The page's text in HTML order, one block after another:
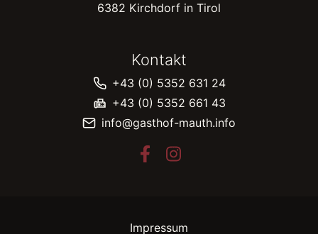
6382 Kirchdorf in Tirol
Kontakt
+43 (0) 5352 631 24
+43 (0) 5352 661 43
info@gasthof-mauth.info
Impressum